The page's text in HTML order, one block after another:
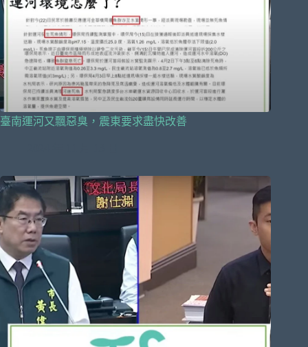
臺南運河又飄惡臭，震東要求盡快改善